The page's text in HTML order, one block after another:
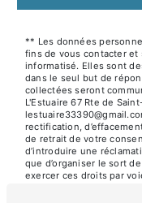
** Les données
fins de vous contacter
informatisé. Elles sont
dans le seul but de
collectées seront
L'Estuaire 67 Rte de
rectification,
de retrait de votre
d’introduire une
que d’organiser le sort
exercer ces droits par
33390 Saint-Seurin-de-
l'adresse